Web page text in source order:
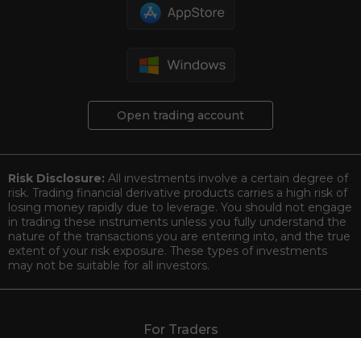
Open trading account
Risk Disclosure: All investments involve a certain degree of
risk. Trading financial derivative products carries a high risk of
losing money rapidly due to leverage. You should not engage
in trading these instruments unless you fully understand the
nature of the transactions you are entering into, and the true
extent of your risk exposure. These types of investments
may not be suitable for all investors.
For Traders